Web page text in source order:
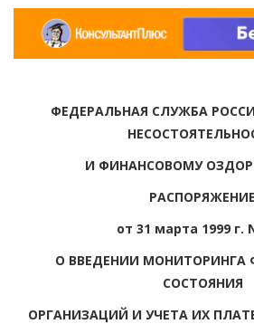
ФЕДЕРАЛЬНАЯ СЛУЖБА
И ФИНАНСОВОМУ
РАСПОРЯЖЕНИЕ
от 31 марта 1999 г.
О ВВЕДЕНИИ МОНИТОРИНГА
СОСТОЯНИЯ
ОРГАНИЗАЦИЙ И УЧЕТА ИХ